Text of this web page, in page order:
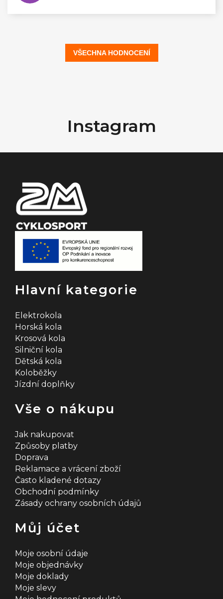
VŠECHNA HODNOCENÍ
t
Instagram
Hlavní kategorie
Elektrokola
Horská kola
Krosová kola
Silniční kola
Dětská kola
Koloběžky
Jízdní doplňky
Vše o nákupu
Jak nakupovat
Způsoby platby
Doprava
Reklamace a vrácení zboží
Často kladené dotazy
Obchodní podmínky
Zásady ochrany osobních údajů
Můj účet
Moje osobní údaje
Moje objednávky
Moje doklady
Moje slevy